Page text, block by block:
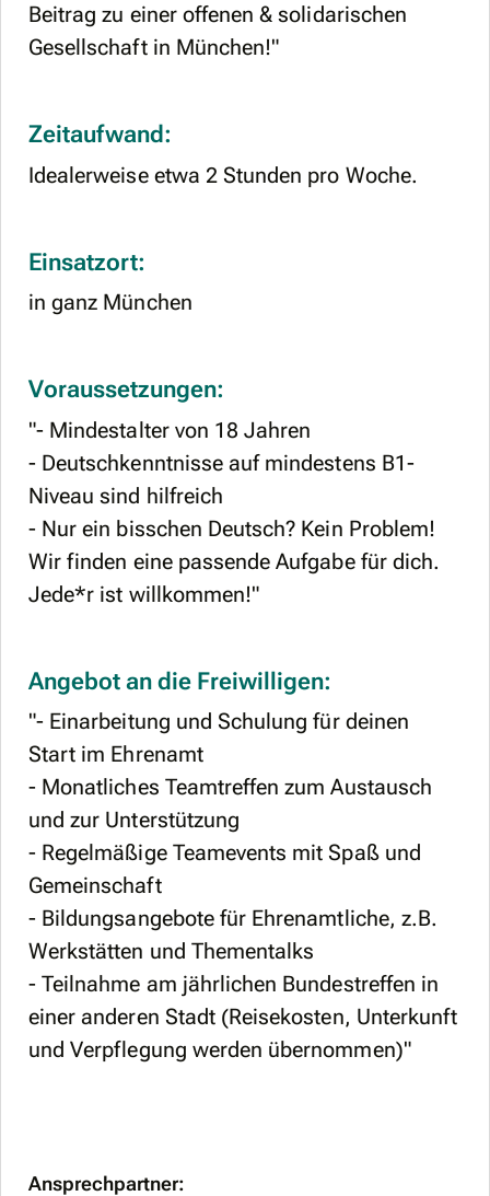
Beitrag zu einer offenen & solidarischen
Gesellschaft in München!"
Zeitaufwand:
Idealerweise etwa 2 Stunden pro Woche.
Einsatzort:
in ganz München
Voraussetzungen:
"- Mindestalter von 18 Jahren
- Deutschkenntnisse auf mindestens B1-
Niveau sind hilfreich
- Nur ein bisschen Deutsch? Kein Problem!
Wir finden eine passende Aufgabe für dich.
Jede*r ist willkommen!"
Angebot an die Freiwilligen:
"- Einarbeitung und Schulung für deinen
Start im Ehrenamt
- Monatliches Teamtreffen zum Austausch
und zur Unterstützung
- Regelmäßige Teamevents mit Spaß und
Gemeinschaft
- Bildungsangebote für Ehrenamtliche, z.B.
Werkstätten und Thementalks
- Teilnahme am jährlichen Bundestreffen in
einer anderen Stadt (Reisekosten, Unterkunft
und Verpflegung werden übernommen)"
Ansprechpartner: